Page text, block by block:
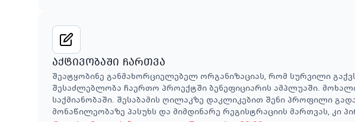
აქტივობაში ჩართვა
შეატყობინე განმახორციელებელ ორგანიზაციას, რომ სურვილი
შესაძლებლობა ჩაერთო პროექტში ბენეფიციარის ამპლუაში.
საქმიანობაში. შესაბამის ღილაკზე დაკლიკებით შენი პროფილი
მონაწილეობაზე პასუხს და მიმდინარე რეგისტრაციის მართვას, კი